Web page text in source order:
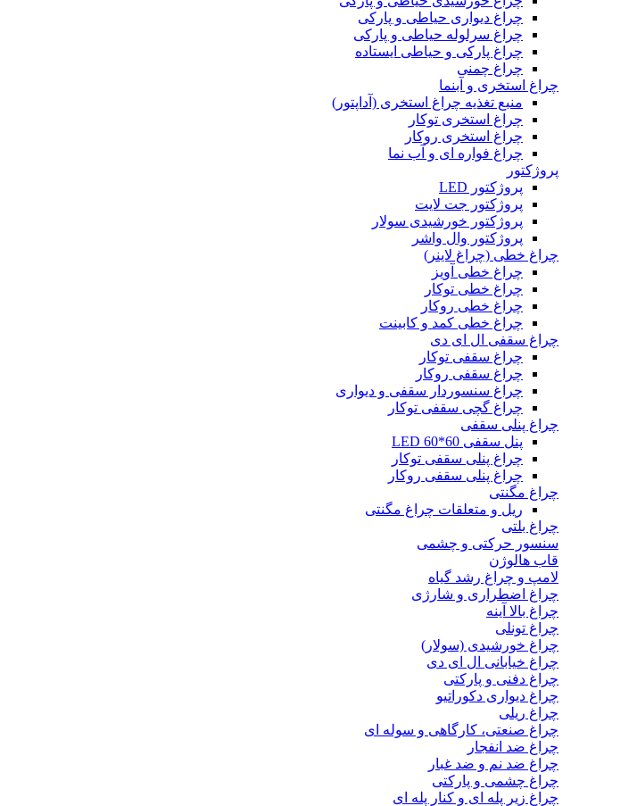
چراغ دیواری حیاطی و پارکی
چراغ سرلوله حیاطی و پارکی
چراغ پارکی و حیاطی ایستاده
چراغ چمنی
چراغ استخری و آبنما
منبع تغذیه چراغ استخری (آداپتور)
چراغ استخری توکار
چراغ استخری روکار
چراغ فواره ای و آب نما
پروژکتور
پروژکتور LED
پروژکتور جت لایت
پروژکتور خورشیدی سولار
پروژکتور وال واشر
چراغ خطی (چراغ لاینر)
چراغ خطی آویز
چراغ خطی توکار
چراغ خطی روکار
چراغ خطی کمد و کابینت
چراغ سقفی ال ای دی
چراغ سقفی توکار
چراغ سقفی روکار
چراغ سنسوردار سقفی و دیواری
چراغ گچی سقفی توکار
چراغ پنلی سقفی
پنل سقفی 60*60 LED
چراغ پنلی سقفی توکار
چراغ پنلی سقفی روکار
چراغ مگنتی
ریل و متعلقات چراغ مگنتی
چراغ بلتی
سنسور حرکتی و چشمی
قاب هالوژن
لامپ و چراغ رشد گیاه
چراغ اضطراری و شارژی
چراغ بالا آینه
چراغ تونلی
چراغ خورشیدی (سولار)
چراغ خیابانی ال ای دی
چراغ دفنی و پارکتی
چراغ دیواری دکوراتیو
چراغ ریلی
چراغ صنعتی، کارگاهی و سوله ای
چراغ ضد انفجار
چراغ ضد نم و ضد غبار
چراغ چشمی و پارکتی
چراغ‌ زیر‌ پله‌ ای و کنار‌ پله‌ ای